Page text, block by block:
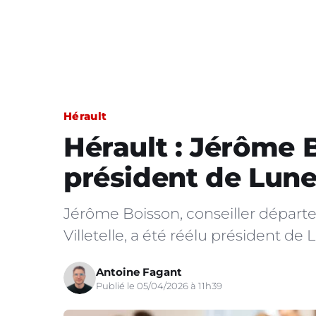
Hérault
Hérault : Jérôme
président de
Jérôme Boisson, conseiller
Villetelle, a été réélu président de
Antoine Fagant
Publié le 05/04/2026 à 11h39